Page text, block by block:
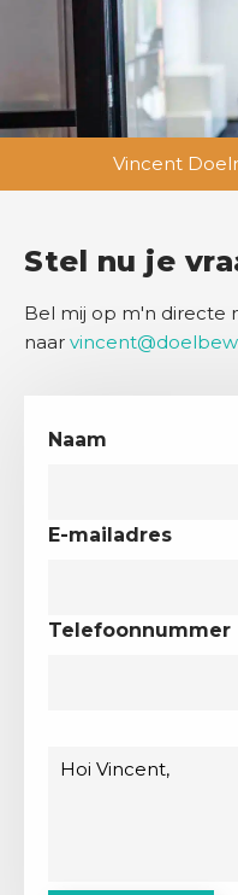
Vincent
Stel nu je
Bel mij op m'n directe
naar
Naam
E-mailadres
Telefoonnummer